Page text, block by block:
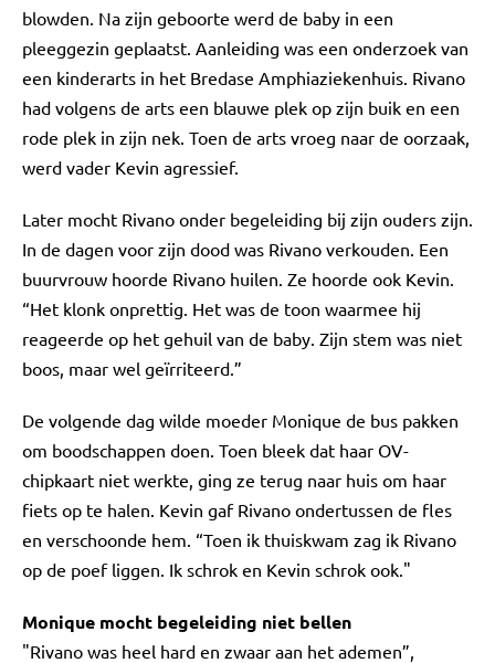
blowden. Na zijn geboorte werd de baby in een
pleeggezin geplaatst. Aanleiding was een onderzoek van
een kinderarts in het Bredase Amphiaziekenhuis. Rivano
had volgens de arts een blauwe plek op zijn buik en een
rode plek in zijn nek. Toen de arts vroeg naar de oorzaak,
werd vader Kevin agressief.
Later mocht Rivano onder begeleiding bij zijn ouders zijn.
In de dagen voor zijn dood was Rivano verkouden. Een
buurvrouw hoorde Rivano huilen. Ze hoorde ook Kevin.
“Het klonk onprettig. Het was de toon waarmee hij
reageerde op het gehuil van de baby. Zijn stem was niet
boos, maar wel geïrriteerd.”
De volgende dag wilde moeder Monique de bus pakken
om boodschappen doen. Toen bleek dat haar OV-
chipkaart niet werkte, ging ze terug naar huis om haar
fiets op te halen. Kevin gaf Rivano ondertussen de fles
en verschoonde hem. “Toen ik thuiskwam zag ik Rivano
op de poef liggen. Ik schrok en Kevin schrok ook."
Monique mocht begeleiding niet bellen
"Rivano was heel hard en zwaar aan het ademen”,